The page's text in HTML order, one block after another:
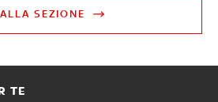
SEZIONE
TE